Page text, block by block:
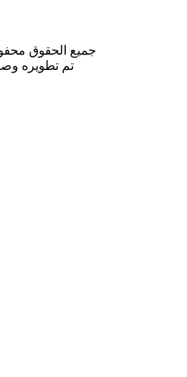
جميع الحقوق
تم تطويره